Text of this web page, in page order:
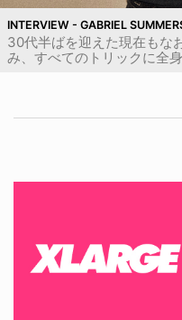
INTERVIEW - GABRIEL
30代半ばを迎えた現在もな
み、すべてのトリックに全